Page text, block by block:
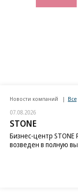
Новости компаний Все
07.08.2026
STONE
Бизнес-центр STONE
возведен в полную